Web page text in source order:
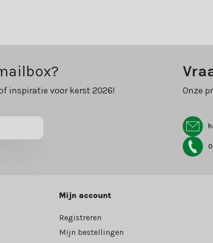
inspiratie voor kerst 2026! Onze
Mijn account
Registreren
Mijn bestellingen